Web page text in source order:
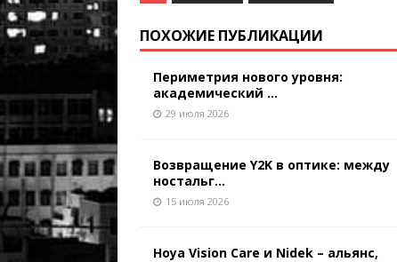
ПОХОЖИЕ ПУБЛИКАЦИИ
Периметрия нового уровня:
академический ...
29 июля 2026
Возвращение Y2K в оптике: между
ностальг...
15 июля 2026
Hoya Vision Care и Nidek – альянс,